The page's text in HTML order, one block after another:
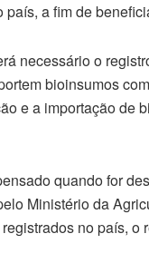
a fim de
necessário o
bioinsumos
e a importação de
quando for
Ministério da
no país, o